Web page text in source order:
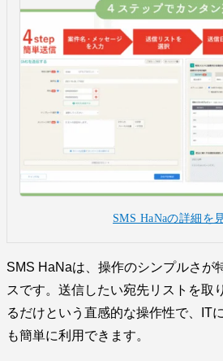
SMS HaNaの詳細を
SMS HaNaは、操作のシンプルさが
スです。送信したい宛先リストを取
るだけという直感的な操作性で、IT
も簡単に利用できます。